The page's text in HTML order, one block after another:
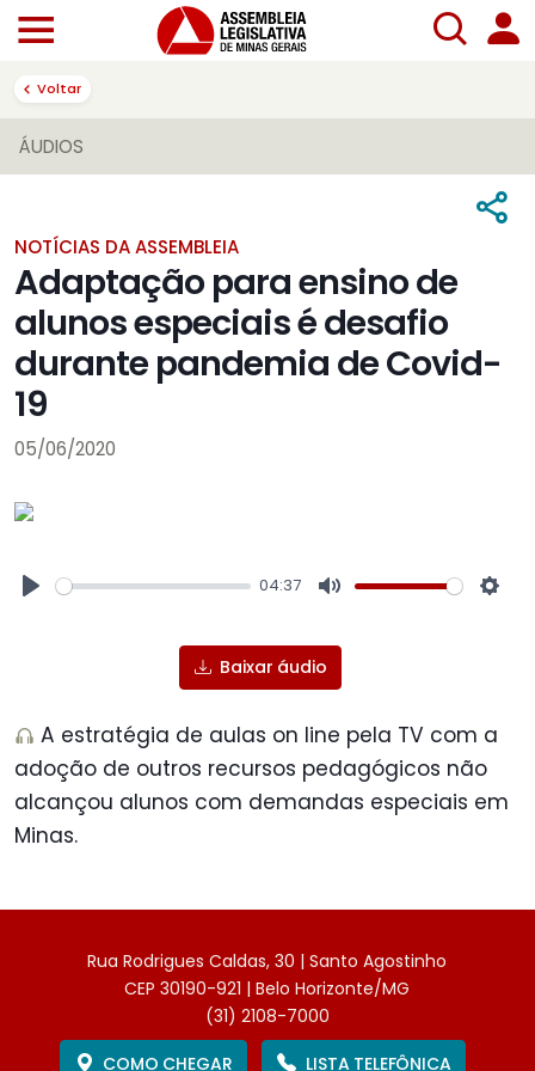
Voltar
ÁUDIOS
NOTÍCIAS DA ASSEMBLEIA
Adaptação para ensino de
alunos especiais é desafio
durante pandemia de Covid-
19
05/06/2020
04:37
Baixar áudio
A estratégia de aulas on line pela TV com a
adoção de outros recursos pedagógicos não
alcançou alunos com demandas especiais em
Minas.
Rua Rodrigues Caldas, 30 | Santo Agostinho
CEP 30190-921 | Belo Horizonte/MG
(31) 2108-7000
COMO CHEGAR
LISTA TELEFÔNICA